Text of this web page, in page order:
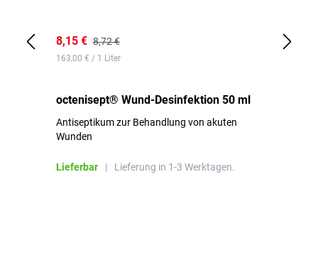
8,15 € 8,72 €
163,00 € / 1 Liter
octenisept® Wund-Desinfektion 50 ml
Antiseptikum zur Behandlung von akuten
Wunden
Lieferbar | Lieferung in 1-3 Werktagen.